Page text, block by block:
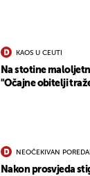
KAOS U CEUTI
Na stotine
"Očajne obitelji
NEOČEKIVAN
Nakon prosvjeda